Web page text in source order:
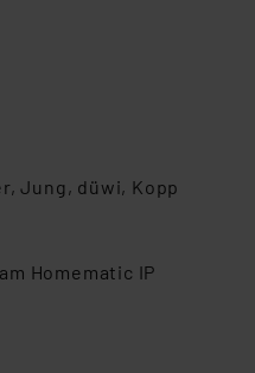
Jung, düwi, Kopp
Homematic IP